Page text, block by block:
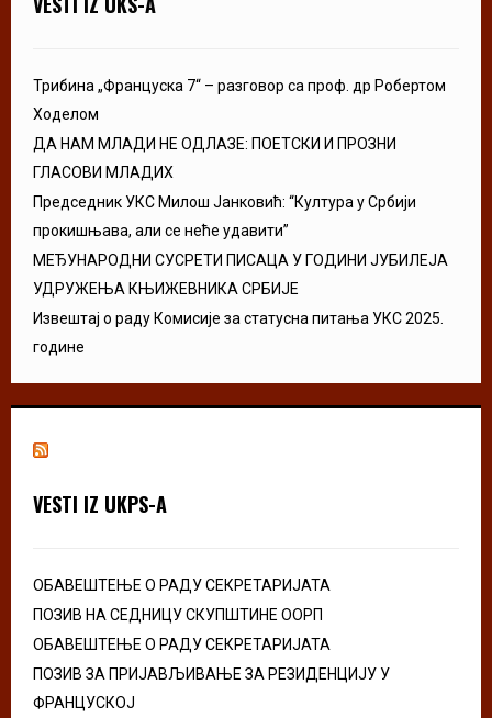
Трибина „Француска 7“ – разговор са проф. др Робертом
Ходелом
ДА НАМ МЛАДИ НЕ ОДЛАЗЕ: ПОЕТСКИ И ПРОЗНИ
ГЛАСОВИ МЛАДИХ
Председник УКС Милош Јанковић: “Култура у Србији
прокишњава, али се неће удавити”
МЕЂУНАРОДНИ СУСРЕТИ ПИСАЦА У ГОДИНИ ЈУБИЛЕЈА
УДРУЖЕЊА КЊИЖЕВНИКА СРБИЈЕ
Извештај о раду Комисије за статусна питања УКС 2025.
године
VESTI IZ UKPS-A
ОБАВЕШТЕЊЕ О РАДУ СЕКРЕТАРИЈАТА
ПОЗИВ НА СЕДНИЦУ СКУПШТИНЕ ООРП
ОБАВЕШТЕЊЕ О РАДУ СЕКРЕТАРИЈАТА
ПОЗИВ ЗА ПРИЈАВЉИВАЊЕ ЗА РЕЗИДЕНЦИЈУ У
ФРАНЦУСКОЈ